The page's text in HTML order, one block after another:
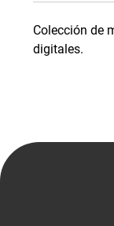
Colección de
digitales.